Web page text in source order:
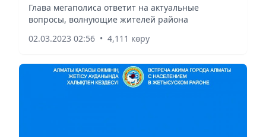
Глава мегаполиса ответит на актуальные
вопросы, волнующие жителей района
02.03.2023 02:56 • 4,111 көру